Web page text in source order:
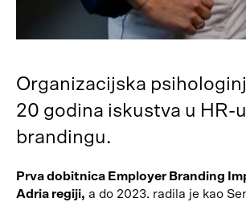
Organizacijska
20 godina iskustva u HR-
brandingu.
Prva dobitnica Employer Branding
Adria regiji, a do 2023. radila je kao